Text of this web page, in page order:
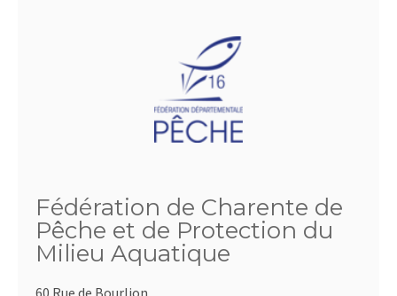
Fédération de Charente de
Pêche et de Protection du
Milieu Aquatique
60 Rue de Bourlion